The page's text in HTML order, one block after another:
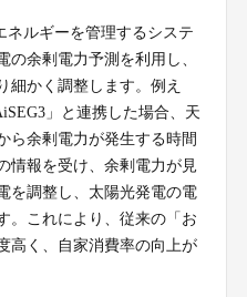
ネルギーを管理するシステ
の余剰電力予測を利用し、
細かく調整します。例え
」と連携した場合、天
ら余剰電力が発生する時間
情報を受け、余剰電力が見
を調整し、太陽光発電の電
。これにより、従来の「お
高く、自家消費率の向上が